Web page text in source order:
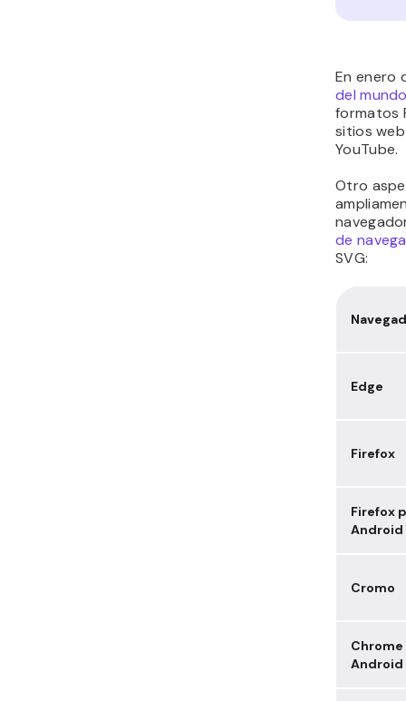
En enero
del
formatos
sitios
YouTube.
Otro
de
SVG:
Edge
Firefox
Firefox
Android
Cromo
Chrome
Android